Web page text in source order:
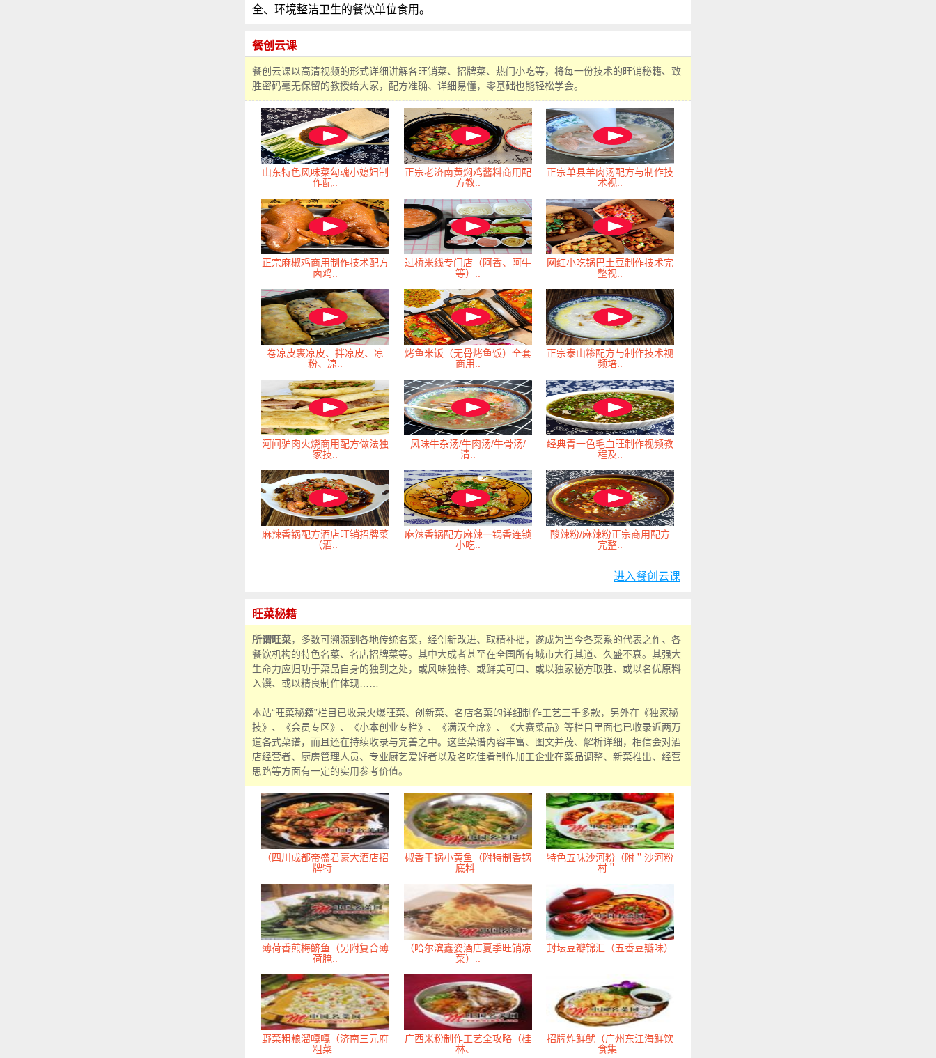
全、环境整洁卫生的餐饮单位食用。
餐创云课
餐创云课以高清视频的形式详细讲解各旺销菜、招牌菜、热门小吃等，将每一份技术的旺销秘籍、致
胜密码毫无保留的教授给大家，配方准确、详细易懂，零基础也能轻松学会。
山东特色风味菜勾魂小媳妇制
作配..
正宗老济南黄焖鸡酱料商用配
方教..
正宗单县羊肉汤配方与制作技
术视..
正宗麻椒鸡商用制作技术配方
卤鸡..
过桥米线专门店（阿香、阿牛
等）..
网红小吃锅巴土豆制作技术完
整视..
卷凉皮裹凉皮、拌凉皮、凉
粉、凉..
烤鱼米饭（无骨烤鱼饭）全套
商用..
正宗泰山糁配方与制作技术视
频培..
河间驴肉火烧商用配方做法独
家技..
风味牛杂汤/牛肉汤/牛骨汤/
清..
经典青一色毛血旺制作视频教
程及..
麻辣香锅配方酒店旺销招牌菜
（酒..
麻辣香锅配方麻辣一锅香连锁
小吃..
酸辣粉/麻辣粉正宗商用配方
完整..
进入餐创云课
旺菜秘籍
所谓旺菜，多数可溯源到各地传统名菜，经创新改进、取精补拙，遂成为当今各菜系的代表之作、各
餐饮机构的特色名菜、名店招牌菜等。其中大成者甚至在全国所有城市大行其道、久盛不衰。其强大
生命力应归功于菜品自身的独到之处，或风味独特、或鲜美可口、或以独家秘方取胜、或以名优原料
入馔、或以精良制作体现……
本站“旺菜秘籍”栏目已收录火爆旺菜、创新菜、名店名菜的详细制作工艺三千多款，另外在《独家秘
技》、《会员专区》、《小本创业专栏》、《满汉全席》、《大赛菜品》等栏目里面也已收录近两万
道各式菜谱，而且还在持续收录与完善之中。这些菜谱内容丰富、图文并茂、解析详细，相信会对酒
店经营者、厨房管理人员、专业厨艺爱好者以及名吃佳肴制作加工企业在菜品调整、新菜推出、经营
思路等方面有一定的实用参考价值。
（四川成都帝盛君豪大酒店招
牌特..
椒香干锅小黄鱼（附特制香锅
底料..
特色五味沙河粉（附＂沙河粉
村＂..
薄荷香煎梅鲚鱼（另附复合薄
荷腌..
（哈尔滨鑫姿酒店夏季旺销凉
菜）..
封坛豆瓣锦汇（五香豆瓣味）
野菜粗粮溜嘎嘎（济南三元府
粗菜..
广西米粉制作工艺全攻略（桂
林、..
招牌炸鲜鱿（广州东江海鲜饮
食集..